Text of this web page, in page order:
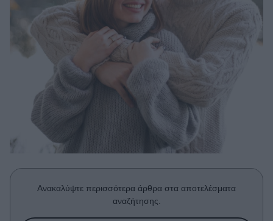
Ψυχολογία
Υγεία + Διατροφή
Σχέσεις & Σεξ
Woman Power
Parenting
Working Girl
Real Women
Πρόσωπα
Συνεντεύξεις
Ανακαλύψτε περισσότερα άρθρα στα αποτελέσματα
αναζήτησης.